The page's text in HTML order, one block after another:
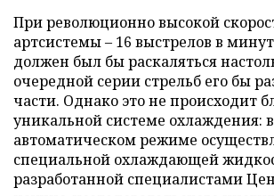
При революционно высокой
артсистемы – 16 выстрелов в
должен был бы раскаляться
очередной серии стрельб его бы
части. Однако это не происходит
уникальной системе охлаждения:
автоматическом режиме
специальной охлаждающей
разработанной специалистами